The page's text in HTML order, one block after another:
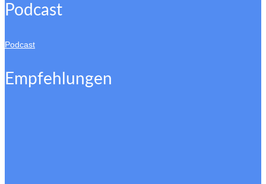
Podcast
Podcast
Empfehlungen